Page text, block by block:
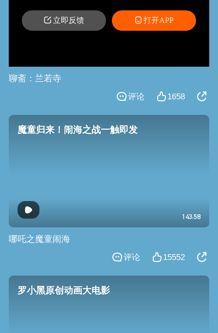
立即反馈 打开APP
聊斋：兰若寺
1658
评论
魔童归来！闹海之战一触即发
143:58
哪吒之魔童闹海
15552
评论
罗小黑原创动画大电影